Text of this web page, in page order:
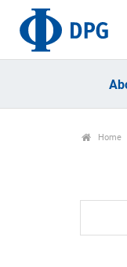
Home